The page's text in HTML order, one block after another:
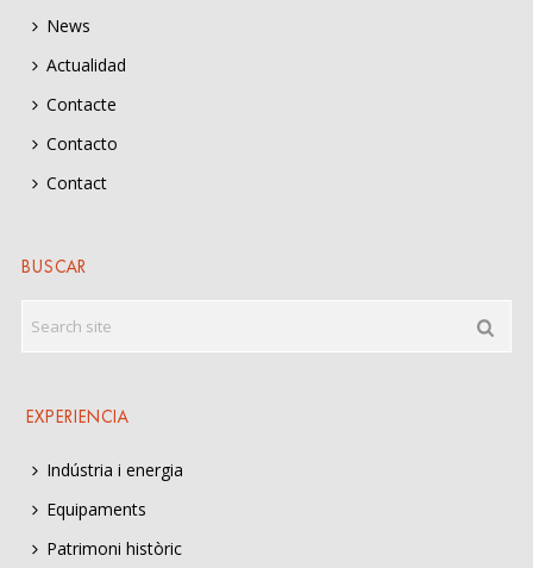
News
Actualidad
Contacte
Contacto
Contact
BUSCAR
EXPERIENCIA
Indústria i energia
Equipaments
Patrimoni històric